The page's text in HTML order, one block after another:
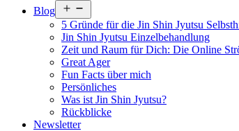
Blog
öffnen
5 Gründe für die Jin Shin Jyutsu
Jin Shin Jyutsu Einzelbehandlung
Zeit und Raum für Dich: Die Online
Great Ager
Fun Facts über mich
Persönliches
Was ist Jin Shin Jyutsu?
Rückblicke
Newsletter